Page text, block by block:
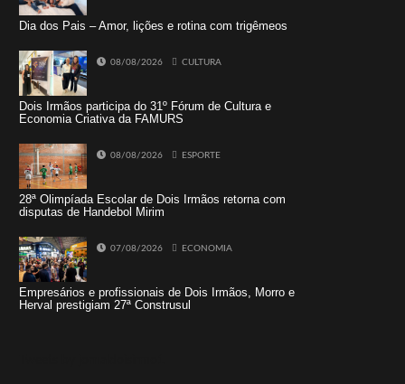
Dia dos Pais – Amor, lições e rotina com trigêmeos
08/08/2026 CULTURA
Dois Irmãos participa do 31º Fórum de Cultura e
Economia Criativa da FAMURS
08/08/2026 ESPORTE
28ª Olimpíada Escolar de Dois Irmãos retorna com
disputas de Handebol Mirim
07/08/2026 ECONOMIA
Empresários e profissionais de Dois Irmãos, Morro e
Herval prestigiam 27ª Construsul